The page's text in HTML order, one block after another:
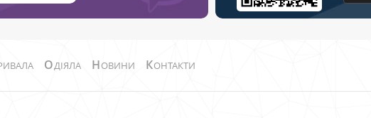
ОДІЯЛА НОВИНИ КОНТАКТИ